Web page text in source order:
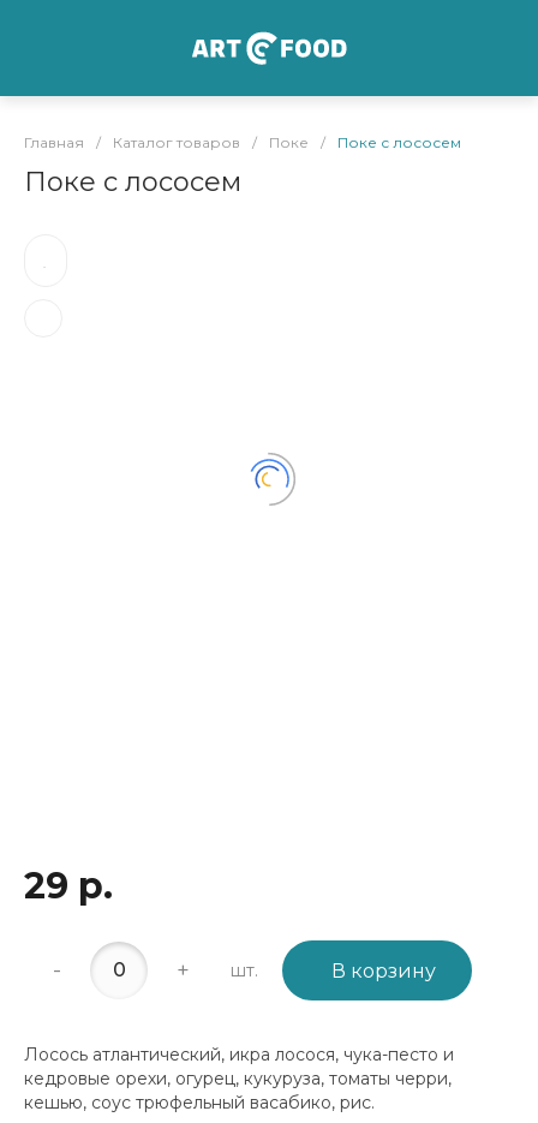
Главная / Каталог товаров / Поке / Поке с лососем
Поке с лососем
29 р.
- + шт. В корзину
Лосось атлантический, икра лосося, чука-песто и
кедровые орехи, огурец, кукуруза, томаты черри,
кешью, соус трюфельный васабико, рис.